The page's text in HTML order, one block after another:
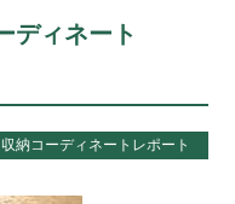
ィネート
収納コーディネートレポート